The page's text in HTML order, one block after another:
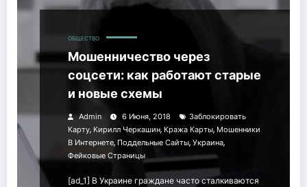
ОБЩЕСТВО
Мошенничество через
соцсети: как работают старые
и новые схемы
Admin 6 Июня, 2018
Заблокировать
Карту, Кирилл Черкашин, Кража Карты, Мошенники
В Интернете, Поддельные Сайты, Украина,
Фейковые Страницы
[ad_1] В Украине граждане часто сталкиваются